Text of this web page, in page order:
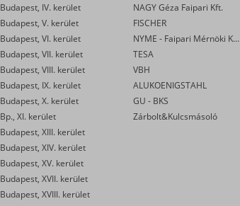
Budapest, IV. kerület
Budapest, V. kerület
Budapest, VI. kerület
Budapest, VII. kerület
Budapest, VIII. kerület
Budapest, IX. kerület
Budapest, X. kerület
Bp., XI. kerület
Budapest, XIII. kerület
Budapest, XIV. kerület
Budapest, XV. kerület
Budapest, XVII. kerület
Budapest, XVIII. kerület
NAGY Géza Faipari Kft.
FISCHER
NYME - Faipari Mérnöki Kar
TESA
VBH
ALUKOENIGSTAHL
GU - BKS
Zárbolt&Kulcsmásoló